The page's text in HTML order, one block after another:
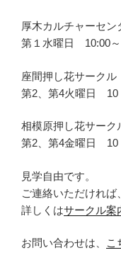
厚木カルチャーセン
第１水曜日 10:00
座間押し花サークル
第2、第4火曜日 10
相模原押し花サーク
第2、第4金曜日 10
見学自由です。
ご連絡いただければ
詳しくはサークル案
お問い合わせは、 こ